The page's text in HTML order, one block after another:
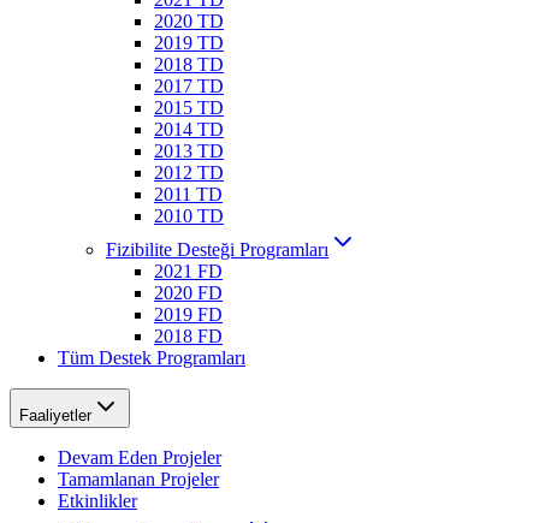
2020 TD
2019 TD
2018 TD
2017 TD
2015 TD
2014 TD
2013 TD
2012 TD
2011 TD
2010 TD
Fizibilite Desteği Programları
2021 FD
2020 FD
2019 FD
2018 FD
Tüm Destek Programları
Faaliyetler
Devam Eden Projeler
Tamamlanan Projeler
Etkinlikler